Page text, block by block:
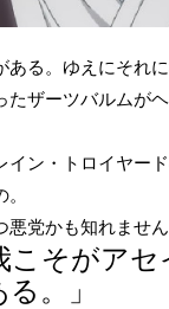
ある。ゆえにそれ
たザーツバルムが
ン・トロイヤード
党かも知れません
そがアセ
。」